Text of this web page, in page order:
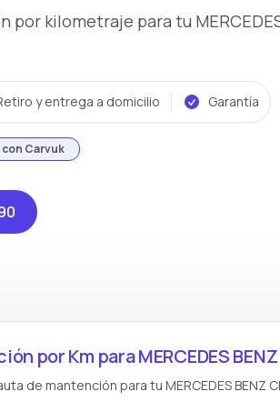
por kilometraje para tu
y entrega a domicilio Garantía
Carvuk
por Km para MERCEDES
de mantención para tu MERCEDES BENZ